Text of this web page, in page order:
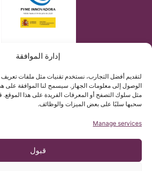
إدارة الموافقة
لتقديم أفضل التجارب، نستخدم تقنيات مثل ملفات تعريف
الوصول إلى معلومات الجهاز. سيسمح لنا الموافقة على
مثل سلوك التصفح أو المعرفات الفريدة على هذا الموقع.
سحبها سلبًا على بعض الميزات والوظائف.
Manage services
قبول